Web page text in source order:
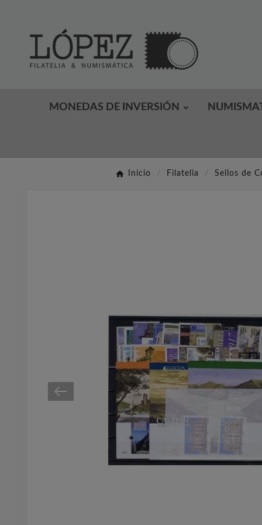
MONEDAS DE INVERSIÓN
Inicio Filatelia Sellos de